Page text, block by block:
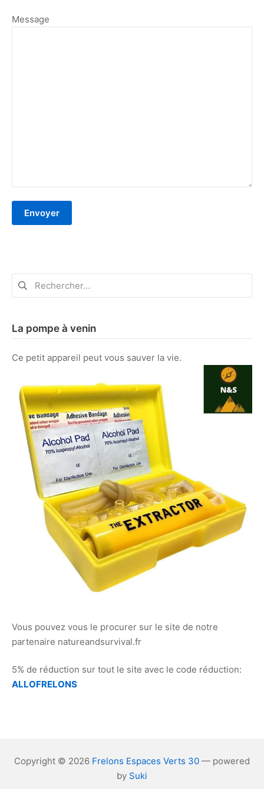
Message
Rechercher :
La pompe à venin
Ce petit appareil peut vous sauver la vie.
Vous pouvez vous le procurer sur le site de notre
partenaire natureandsurvival.fr
5% de réduction sur tout le site avec le code réduction:
ALLOFRELONS
Copyright © 2026 Frelons Espaces Verts 30 — powered
by Suki